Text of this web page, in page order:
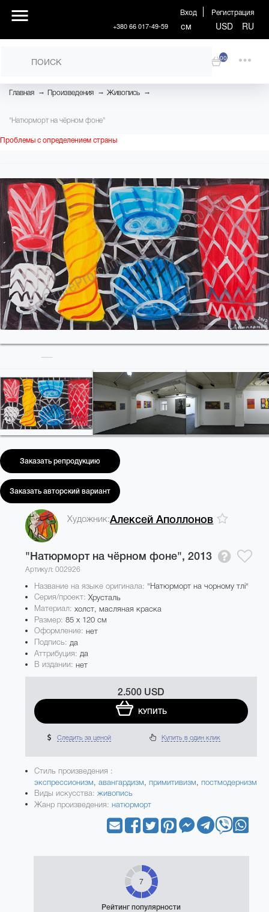
Вход Регистрация
+380 66 017-49-59 см USD RU
00
Главная → Произведения → Живопись →
"Натюрморт на чёрном фоне"
Проблемы с определением страны
Заказать репродукцию
Заказать авторский вариант
Художник:Алексей Аполлонов
"Натюрморт на чёрном фоне", 2013
Артикул: 002926
Название на языке оригинала: "Натюрморт на чорному тлі"
Серия/проект:Хрусталь
Материал: холст, масляная краска
Размер: 85 x 120 см
Оформление:нет
Подпись: да
Аттрибуция: да
В издании:нет
2.500 USD
КУПИТЬ
Следить за ценой Купить в один клик
Стиль произведения :
экспрессионизм,авангардизм,примитивизм,постмодернизм
Виды искусства:живопись
Жанр произведения: натюрморт
7
Рейтинг популярности